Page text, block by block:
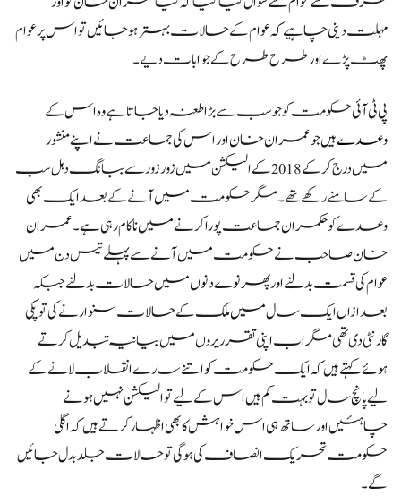
مہلت دینی چاہیے کہ عوام کے حالات بہتر ہو جائیں تو اس پر عوام
پھٹ پڑے اور طرح طرح کے جوابات دیے۔
پی ٹی آئی حکومت کو جو سب سے بڑا طعنہ دیا جاتاہے وہ اس کے
وعدےہیں جو عمران خان اور اس کی جماعت نے اپنے منشور
میں درج کر کے 2018کے الیکشن میں زور زور سے ببانگ دہل سب
کے سامنے رکھے تھے۔مگر حکومت میں آنے کے بعد ایک بھی
وعدے کو حکمران جماعت پورا کرنے میں ناکام رہی ہے۔عمران
خان صاحب نے حکومت میں آنے سے پہلے تیس دن میں
عوام کی قسمت بدلنے اور پھر نوے دنوں میں حالات بدلنے جبکہ
بعدازاں ایک سال میں ملک کے حالات سنوارنے کی تو پکی
گارنٹی دی تھی مگر اب اپنی تقرریروں میں بیانیہ تبدیل کرتے
ہوئے کہتے ہیں کہ ایک حکومت کو اتنے سارے انقلاب لانے کے
لیے پانچ سال تو بہت کم ہیں اس کے لیے تو الیکشن نہیں ہونے
چاہئیں اور ساتھ ہی اس خواہش کا بھی اظہار کرتے ہیں کہ اگلی
حکومت تحریک انصاف کی ہو گی تو حالات جلد بدل جائیں
گے۔